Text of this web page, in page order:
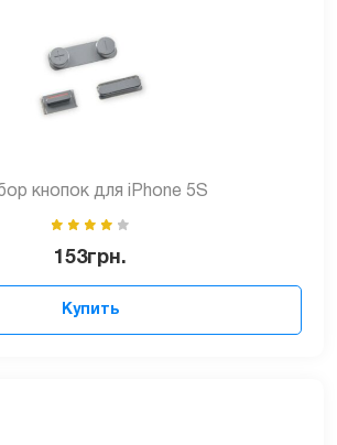
кнопок для iPhone 5S
153грн.
Купить